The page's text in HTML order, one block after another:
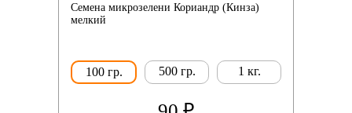
Семена микрозелени Кориандр (Кинза)
мелкий
100 гр. 500 гр. 1 кг.